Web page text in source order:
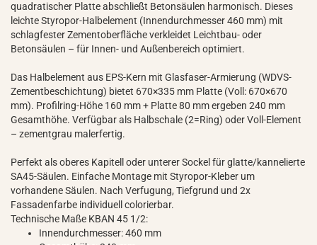
quadratischer Platte abschließt Betonsäulen harmonisch. Dieses
leichte Styropor-Halbelement (Innendurchmesser 460 mm) mit
schlagfester Zementoberfläche verkleidet Leichtbau- oder
Betonsäulen – für Innen- und Außenbereich optimiert.
Das Halbelement aus EPS-Kern mit Glasfaser-Armierung (WDVS-
Zementbeschichtung) bietet 670×335 mm Platte (Voll: 670×670
mm). Profilring-Höhe 160 mm + Platte 80 mm ergeben 240 mm
Gesamthöhe. Verfügbar als Halbschale (2=Ring) oder Voll-Element
– zementgrau malerfertig.
Perfekt als oberes Kapitell oder unterer Sockel für glatte/kannelierte
SA45-Säulen. Einfache Montage mit Styropor-Kleber um
vorhandene Säulen. Nach Verfugung, Tiefgrund und 2x
Fassadenfarbe individuell colorierbar.
Technische Maße KBAN 45 1/2:
Innendurchmesser: 460 mm